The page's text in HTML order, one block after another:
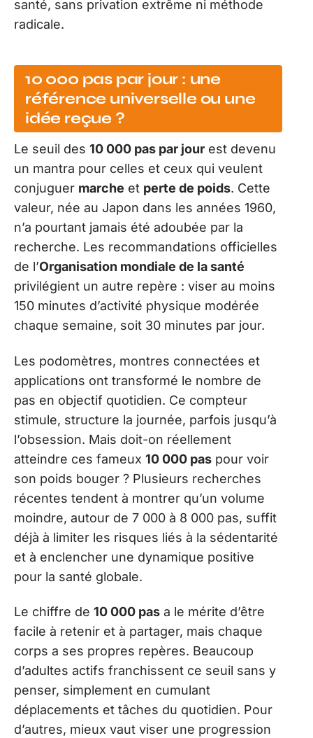
santé, sans privation extrême ni méthode
radicale.
10 000 pas par jour : une
référence universelle ou une
idée reçue ?
Le seuil des 10 000 pas par jour est devenu
un mantra pour celles et ceux qui veulent
conjuguer marche et perte de poids. Cette
valeur, née au Japon dans les années 1960,
n’a pourtant jamais été adoubée par la
recherche. Les recommandations officielles
de l’Organisation mondiale de la santé
privilégient un autre repère : viser au moins
150 minutes d’activité physique modérée
chaque semaine, soit 30 minutes par jour.
Les podomètres, montres connectées et
applications ont transformé le nombre de
pas en objectif quotidien. Ce compteur
stimule, structure la journée, parfois jusqu’à
l’obsession. Mais doit-on réellement
atteindre ces fameux 10 000 pas pour voir
son poids bouger ? Plusieurs recherches
récentes tendent à montrer qu’un volume
moindre, autour de 7 000 à 8 000 pas, suffit
déjà à limiter les risques liés à la sédentarité
et à enclencher une dynamique positive
pour la santé globale.
Le chiffre de 10 000 pas a le mérite d’être
facile à retenir et à partager, mais chaque
corps a ses propres repères. Beaucoup
d’adultes actifs franchissent ce seuil sans y
penser, simplement en cumulant
déplacements et tâches du quotidien. Pour
d’autres, mieux vaut viser une progression